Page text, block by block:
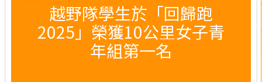
越野隊學生於「回歸跑
2025」榮獲10公里女子青
年組第一名